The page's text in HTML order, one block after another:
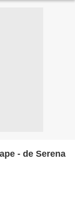
- de Serena